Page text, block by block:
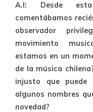
A.I: Desde
comentábamos
observador
movimiento
estamos en un
de la música
injusto que
algunos nombres
novedad?